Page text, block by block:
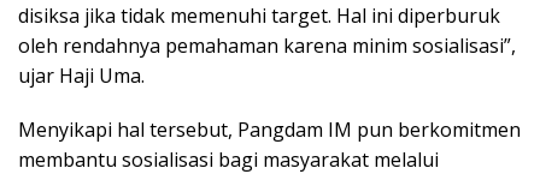
disiksa jika tidak memenuhi target. Hal ini diperburuk
oleh rendahnya pemahaman karena minim sosialisasi”,
ujar Haji Uma.
Menyikapi hal tersebut, Pangdam IM pun berkomitmen
membantu sosialisasi bagi masyarakat melalui